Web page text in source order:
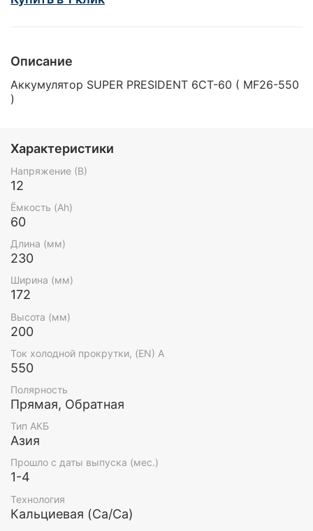
Описание
Аккумулятор SUPER PRESIDENT 6CT-60 ( MF26-550
)
Характеристики
Напряжение (В)
12
Ёмкость (Ah)
60
Длина (мм)
230
Ширина (мм)
172
Высота (мм)
200
Ток холодной прокрутки, (EN) А
550
Полярность
Прямая, Обратная
Тип АКБ
Азия
Прошло с даты выпуска (мес.)
1-4
Технология
Кальциевая (Ca/Ca)